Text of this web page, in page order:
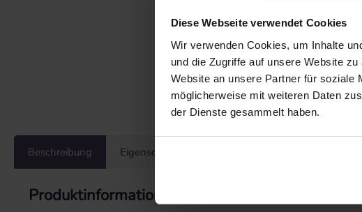
Diese Webseite verwendet Cookies
Wir verwenden Cookies, um Inhalte
und die Zugriffe auf unsere Website
Website an unsere Partner für soziale
möglicherweise mit weiteren Daten
der Dienste gesammelt haben.
Beschreibung Eigenschaften
Produktinformationen "Holzlamelle Muster